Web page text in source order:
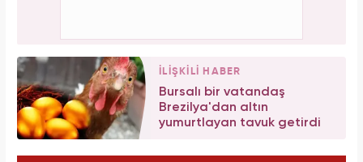
İLİŞKİLİ HABER
Bursalı bir vatandaş
Brezilya'dan altın
yumurtlayan tavuk getirdi